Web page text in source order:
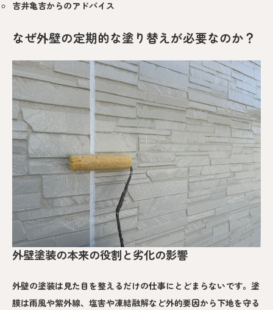
吉井亀吉からのアドバイス
なぜ外壁の定期的な塗り替えが必要なのか？
外壁塗装の本来の役割と劣化の影響
外壁の塗装は見た目を整えるだけの仕事にとどまらないです。塗
膜は雨風や紫外線、塩害や凍結融解など外的要因から下地を守る